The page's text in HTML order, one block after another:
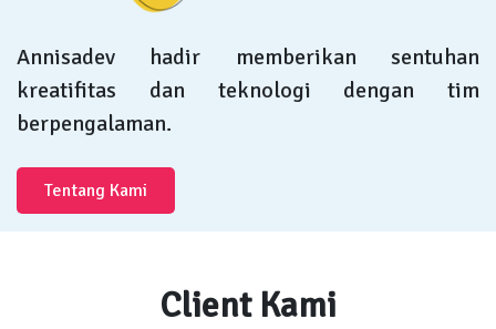
Annisadev hadir memberikan sentuhan
kreatifitas dan teknologi dengan tim
berpengalaman.
Tentang Kami
Client Kami